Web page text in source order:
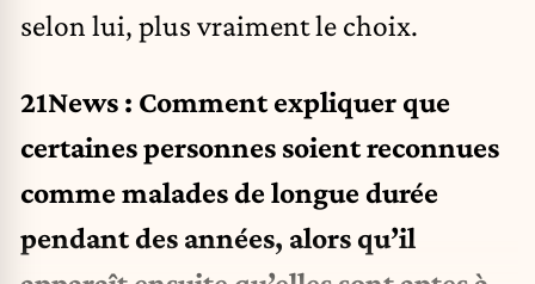
selon lui, plus vraiment le choix.
21News : Comment expliquer que
certaines personnes soient reconnues
comme malades de longue durée
pendant des années, alors qu’il